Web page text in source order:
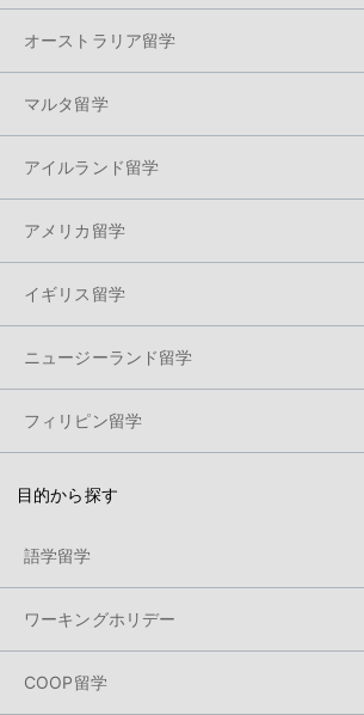
オーストラリア留学
マルタ留学
アイルランド留学
アメリカ留学
イギリス留学
ニュージーランド留学
フィリピン留学
目的から探す
語学留学
ワーキングホリデー
COOP留学